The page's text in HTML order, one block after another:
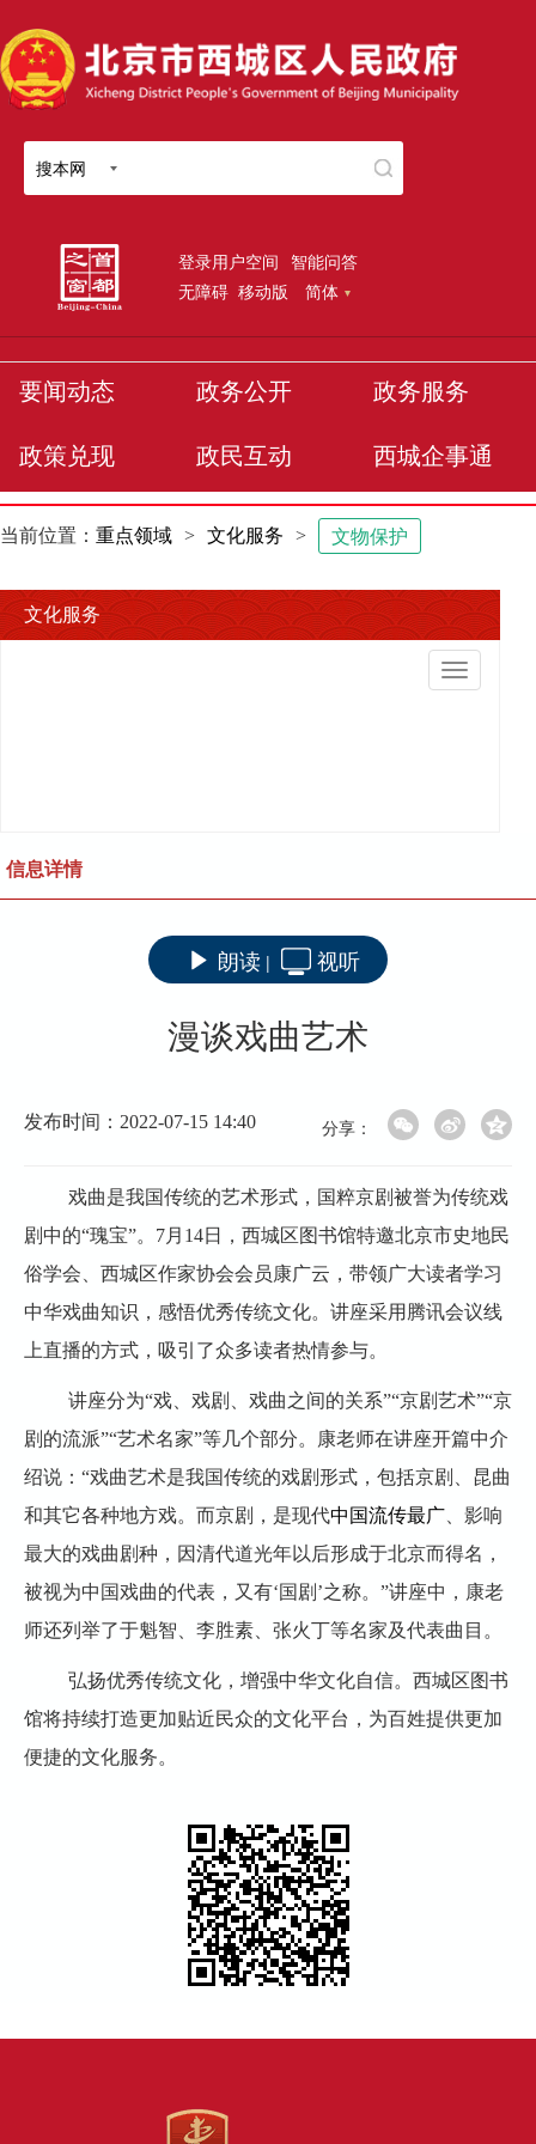
搜本网
登录用户空间 智能问答
无障碍 移动版 简体
要闻动态 政务公开 政务服务
政策兑现 政民互动 西城企事通
当前位置： 重点领域 > 文化服务 > 文物保护
文化服务
切
换
信息详情
朗读 | 视听
漫谈戏曲艺术
发布时间：2022-07-15 14:40 分享：
戏曲是我国传统的艺术形式，国粹京剧被誉为传统戏
剧中的“瑰宝”。7月14日，西城区图书馆特邀北京市史地民
俗学会、西城区作家协会会员康广云，带领广大读者学习
中华戏曲知识，感悟优秀传统文化。讲座采用腾讯会议线
上直播的方式，吸引了众多读者热情参与。
讲座分为“戏、戏剧、戏曲之间的关系”“京剧艺术”“京
剧的流派”“艺术名家”等几个部分。康老师在讲座开篇中介
绍说：“戏曲艺术是我国传统的戏剧形式，包括京剧、昆曲
和其它各种地方戏。而京剧，是现代中国流传最广 、影响
最大的戏曲剧种，因清代道光年以后形成于北京而得名，
被视为中国戏曲的代表，又有‘国剧’之称。”讲座中，康老
师还列举了于魁智、李胜素、张火丁等名家及代表曲目。
弘扬优秀传统文化，增强中华文化自信。西城区图书
馆将持续打造更加贴近民众的文化平台，为百姓提供更加
便捷的文化服务。